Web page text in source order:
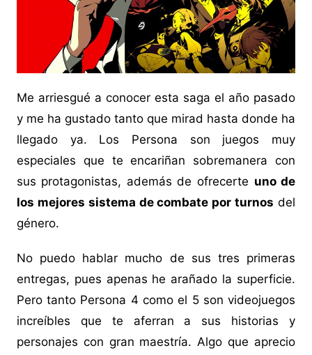
Me arriesgué a conocer esta saga el año pasado
y me ha gustado tanto que mirad hasta donde ha
llegado ya. Los Persona son juegos muy
especiales que te encariñan sobremanera con
sus protagonistas, además de ofrecerte uno de
los mejores sistema de combate por turnos del
género.
No puedo hablar mucho de sus tres primeras
entregas, pues apenas he arañado la superficie.
Pero tanto Persona 4 como el 5 son videojuegos
increíbles que te aferran a sus historias y
personajes con gran maestría. Algo que aprecio